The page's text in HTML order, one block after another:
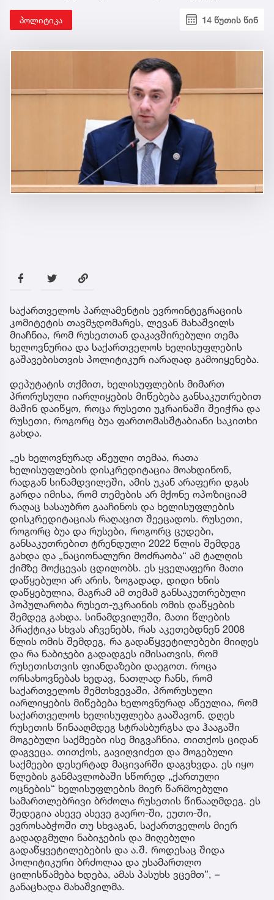
პოლიტიკა 14 წუთის წინ
საქართველოს პარლამენტის ევროინტეგრაციის
კომიტეტის თავმჯდომარეს, ლევან მახაშვილს
მიაჩნია, რომ რუსეთთან დაკავშირებული თემა
ხელოვნურია და საქართველოს ხელისუფლების
გაშავებისთვის პოლიტიკურ იარაღად გამოიყენება.
დეპუტატის თქმით, ხელისუფლების მიმართ
პრორუსული იარლიყების მიწებება განსაკუთრებით
მაშინ დაიწყო, როცა რუსეთი უკრაინაში შეიჭრა და
რუსეთი, როგორც ბუა ფართომასშტაბიანი საკითხი
გახდა.
„ეს ხელოვნურად აწეული თემაა, რათა
ხელისუფლების დისკრედიტაცია მოახდინონ,
რადგან სინამდვილეში, ამის უკან არაფერი დგას
გარდა იმისა, რომ თემების არ მქონე ოპოზიციამ
რაღაც სასაუბრო გააჩინოს და ხელისუფლების
დისკრედიტაციას რაღაცით შეეცადოს. რუსეთი,
როგორც ბუა და რუსები, როგორც ცუდები,
განსაკუთრებით ტრენდული 2022 წლის შემდეგ
გახდა და „ნაციონალური მოძრაობა“ ამ ტალღის
ქიმზე მოქცევას ცდილობს. ეს ყველაფერი მათი
დაწყებული არ არის, ზოგადად, დიდი ხნის
დაწყებულია, მაგრამ ამ თემამ განსაკუთრებული
პოპულარობა რუსეთ-უკრაინის ომის დაწყების
შემდეგ გახდა. სინამდვილეში, მათი წლების
პრაქტიკა სხვას აჩვენებს, რას აკეთებდნენ 2008
წლის ომის შემდეგ, რა გადაწყვეტილებები მიიღეს
და რა ნაბიჯები გადადგეს იმისათვის, რომ
რუსეთისთვის ფიანდაზები დაეგოთ. როცა
ორსახოვნებას ხედავ, ნათლად ჩანს, რომ
საქართველოს შემთხვევაში, პრორუსული
იარლიყების მიწებება ხელოვნურად აწეულია, რომ
საქართველოს ხელისუფლება გააშავონ. დღეს
რუსეთის წინააღმდეგ სტრასბურგსა და ჰააგაში
მოგებული საქმეები ისე მიგვაჩნია, თითქოს ციდან
დაგვეცა. თითქოს, გავიღვიძეთ და მოგებული
საქმეები დესერტად მაცივარში დაგვხვდა. ეს იყო
წლების განმავლობაში სწორედ „ქართული
ოცნების“ ხელისუფლების მიერ წარმოებული
სამართლებრივი ბრძოლა რუსეთის წინააღმდეგ. ეს
შედეგია ასევე ასევე გაერო-ში, ეუთო-ში,
ევროსაბჭოში თუ სხვაგან, საქართველოს მიერ
გადადგმული ნაბიჯების და მიღებული
გადაწყვეტილებების და ა.შ. როდესაც შიდა
პოლიტიკური ბრძოლაა და უსამართლო
ცილისწამება ხდება, ამას პასუხს ვცემთ”, –
განაცხადა მახაშვილმა.